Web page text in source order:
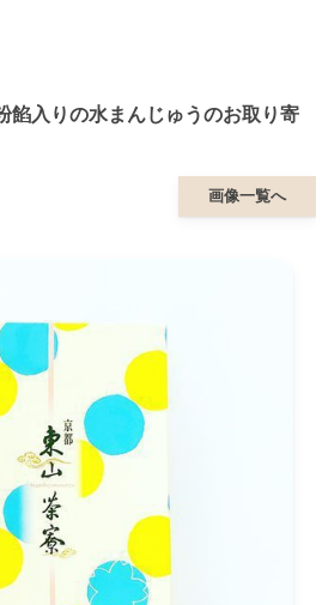
餡入りの水まんじゅうのお取り寄
画像一覧へ